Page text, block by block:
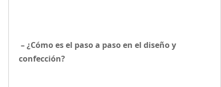
– ¿Cómo es el paso a paso en el diseño y
confección?